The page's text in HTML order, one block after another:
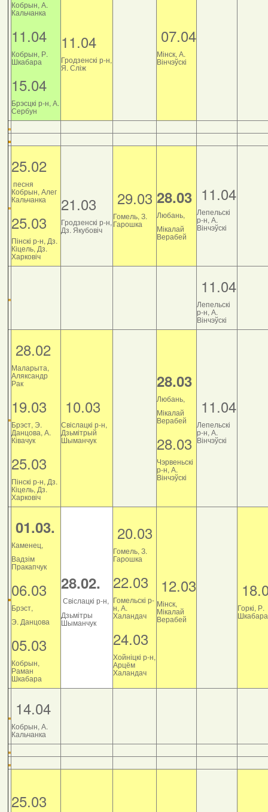
Кобрын, А.
Кальчанка
11.04
Кобрын, Р.
Шкабара
15.04
Брэсцкі р-н, А.
Сербун
11.04
Гродзенскі р-н,
Я. Сліж
07.04
Мінск, А.
Вінчэўскі
25.02
песня
Кобрын, Алег
Кальчанка
25.03
Пінскі р-н, Дз.
Кіцель, Дз.
Харковіч
21.03
Гродзенскі р-н,
Дз. Якубовіч
29.03
Гомель, З.
Гарошка
28.03
Любань,
Мікалай
Верабей
11.04
Лепельскі
р-н, А.
Вінчэўскі
11.04
Лепельскі
р-н, А.
Вінчэўскі
28.02
Маларыта,
Аляксандр
Рак
19.03
Брэст, Э.
Данцова, А.
Ківачук
25.03
Пінскі р-н, Дз.
Кіцель, Дз.
Харковіч
10.03
Свіслацкі р-н,
Дзьмітрый
Шыманчук
28.03
Любань,
Мікалай
Верабей
28.03
Чэрвеньскі
р-н, А.
Вінчэўскі
11.04
Лепельскі
р-н, А.
Вінчэўскі
01.03.
Каменец,
Вадзім
Пракапчук
06.03
Брэст,
Э. Данцова
05.03
Кобрын,
Раман
Шкабара
28.02.
Свіслацкі р-н,
Дзьмітры
Шыманчук
20.03
Гомель, З.
Гарошка
22.03
Гомельскі р-
н, А.
Халандач
24.03
Хойніцкі р-н,
Арцём
Халандач
12.03
Мінск,
Мікалай
Верабей
Горкі, Р.
Шкабара
14.04
Кобрын, А.
Кальчанка
25.03